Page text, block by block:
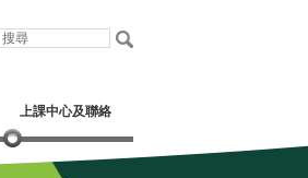
上課中心及聯絡